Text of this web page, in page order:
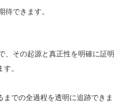
できます。
、その起源と真正性を明確に証明
。
での全過程を透明に追跡できま